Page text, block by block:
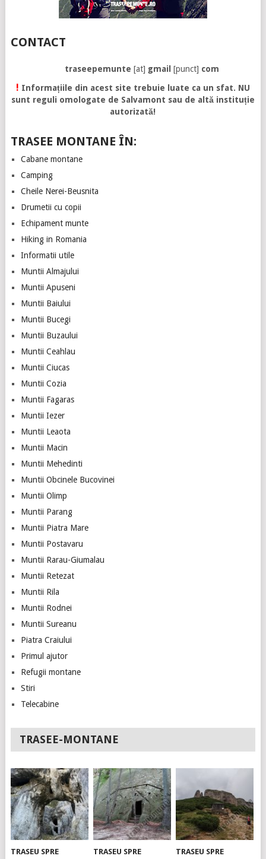
CONTACT
traseepemunte [at] gmail [punct] com
! Informațiile din acest site trebuie luate ca un sfat. NU
sunt reguli omologate de Salvamont sau de altă instituție
autorizată!
TRASEE MONTANE ÎN:
Cabane montane
Camping
Cheile Nerei-Beusnita
Drumetii cu copii
Echipament munte
Hiking in Romania
Informatii utile
Muntii Almajului
Muntii Apuseni
Muntii Baiului
Muntii Bucegi
Muntii Buzaului
Muntii Ceahlau
Muntii Ciucas
Muntii Cozia
Muntii Fagaras
Muntii Iezer
Muntii Leaota
Muntii Macin
Muntii Mehedinti
Muntii Obcinele Bucovinei
Muntii Olimp
Muntii Parang
Muntii Piatra Mare
Muntii Postavaru
Muntii Rarau-Giumalau
Muntii Retezat
Muntii Rila
Muntii Rodnei
Muntii Sureanu
Piatra Craiului
Primul ajutor
Refugii montane
Stiri
Telecabine
TRASEE-MONTANE
TRASEU SPRE TRASEU SPRE TRASEU SPRE